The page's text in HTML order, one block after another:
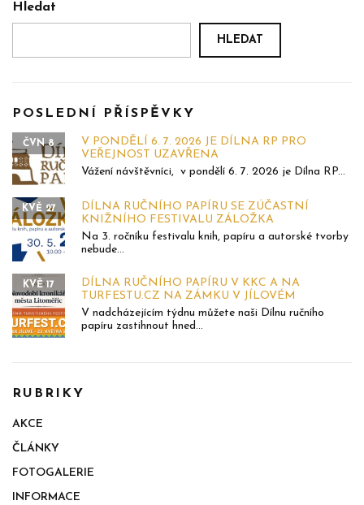
Hledat
HLEDAT
POSLEDNÍ PŘÍSPĚVKY
V PONDĚLÍ 6. 7. 2026 JE DÍLNA RP PRO
VEŘEJNOST UZAVŘENA
ČVN 8
Vážení návštěvníci, v pondělí 6. 7. 2026 je Dílna RP...
DÍLNA RUČNÍHO PAPÍRU SE ZÚČASTNÍ
KNIŽNÍHO FESTIVALU ZÁLOŽKA
KVĚ 27
Na 3. ročníku festivalu knih, papíru a autorské tvorby
nebude...
DÍLNA RUČNÍHO PAPÍRU V KKC A NA
TURFESTU.CZ NA ZÁMKU V JÍLOVÉM
KVĚ 17
V nadcházejícím týdnu můžete naši Dílnu ručního
papíru zastihnout hned...
RUBRIKY
AKCE
ČLÁNKY
FOTOGALERIE
INFORMACE